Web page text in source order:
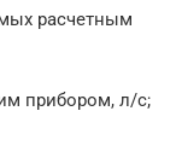
расчетным
прибором, л/с;